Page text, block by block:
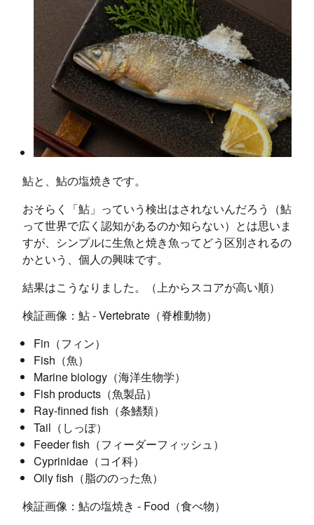
鮎と、鮎の塩焼きです。
おそらく「鮎」っていう検出はされないんだろう（鮎
って世界で広く認知があるのか知らない）とは思いま
すが、シンプルに生魚と焼き魚ってどう区別されるの
かという、個人の興味です。
結果はこうなりました。（上からスコアが高い順）
検証画像：鮎 - Vertebrate（脊椎動物）
Fin（フィン）
Fish（魚）
Marine biology（海洋生物学）
Fish products（魚製品）
Ray-finned fish（条鰭類）
Tail（しっぽ）
Feeder fish（フィーダーフィッシュ）
Cyprinidae（コイ科）
Oily fish（脂ののった魚）
検証画像：鮎の塩焼き - Food（食べ物）